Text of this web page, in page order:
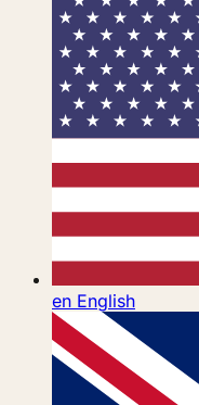
en English